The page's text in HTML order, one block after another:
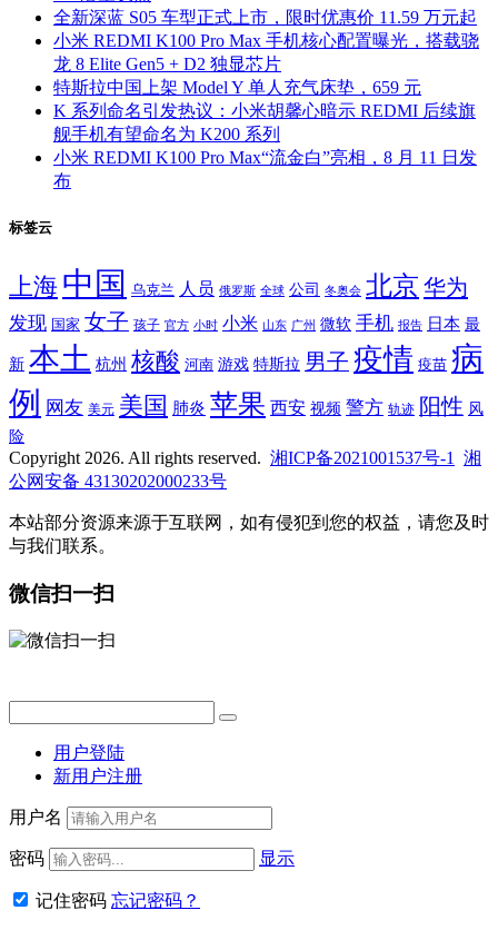
全新深蓝 S05 车型正式上市，限时优惠价 11.59 万元起
小米 REDMI K100 Pro Max 手机核心配置曝光，搭载骁
龙 8 Elite Gen5 + D2 独显芯片
特斯拉中国上架 Model Y 单人充气床垫，659 元
K 系列命名引发热议：小米胡馨心暗示 REDMI 后续旗
舰手机有望命名为 K200 系列
小米 REDMI K100 Pro Max“流金白”亮相，8 月 11 日发
布
标签云
上海 中国 乌克兰 人员 俄罗斯 全球 公司 冬奥会 北京 华为
发现 国家 女子 孩子 官方 小时 小米 山东 广州 微软 手机 报告 日本 最
新 本土 杭州 核酸 河南 游戏 特斯拉 男子 疫情 疫苗 病
例
网友 美元 美国 肺炎 苹果 西安 视频 警方 轨迹 阳性 风
险
Copyright 2026. All rights reserved. 湘ICP备2021001537号-1
湘
公网安备 43130202000233号
本站部分资源来源于互联网，如有侵犯到您的权益，请您及时
与我们联系。
微信扫一扫
用户登陆
新用户注册
用户名
密码 显示
记住密码 忘记密码？